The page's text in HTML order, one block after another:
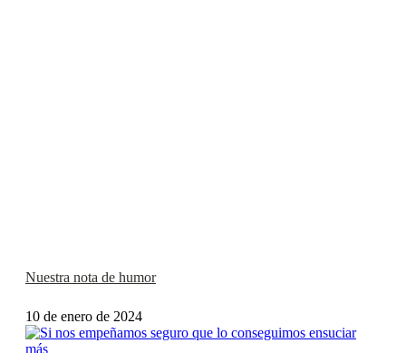
Nuestra nota de humor
10 de enero de 2024